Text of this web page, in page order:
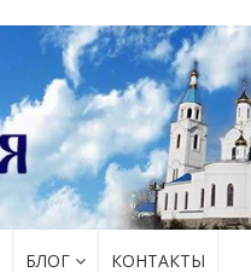
БЛОГ КОНТАКТЫ